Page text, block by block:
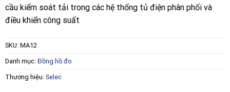
cầu kiểm soát tải trong các hệ thống tủ điện phân phối và
điều khiển công suất
SKU: MA12
Danh mục: Đồng hồ đo
Thương hiệu: Selec